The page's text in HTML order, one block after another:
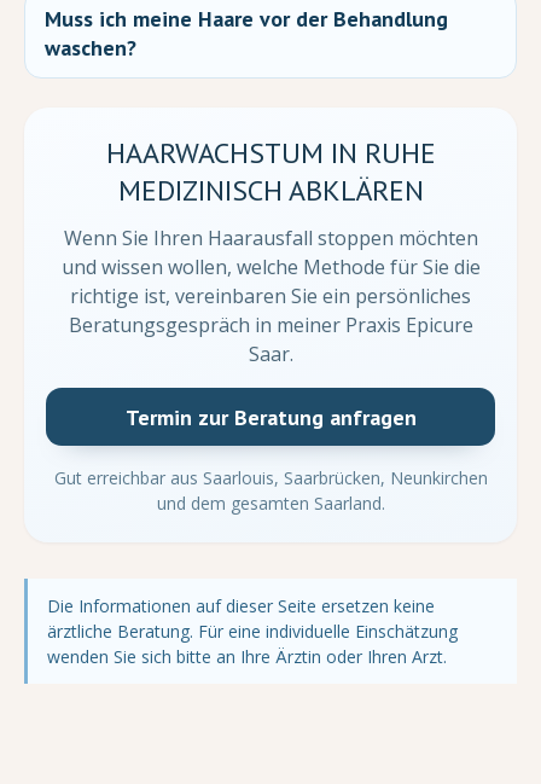
Muss ich meine Haare vor der Behandlung
waschen?
HAARWACHSTUM IN RUHE
MEDIZINISCH ABKLÄREN
Wenn Sie Ihren Haarausfall stoppen möchten
und wissen wollen, welche Methode für Sie die
richtige ist, vereinbaren Sie ein persönliches
Beratungsgespräch in meiner Praxis Epicure
Saar.
Termin zur Beratung anfragen
Gut erreichbar aus Saarlouis, Saarbrücken, Neunkirchen
und dem gesamten Saarland.
Die Informationen auf dieser Seite ersetzen keine
ärztliche Beratung. Für eine individuelle Einschätzung
wenden Sie sich bitte an Ihre Ärztin oder Ihren Arzt.